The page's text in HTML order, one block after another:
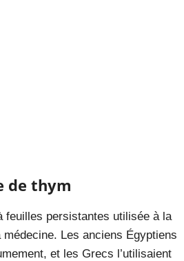
de thym
feuilles persistantes utilisée à la
Les anciens Égyptiens
et les Grecs l’utilisaient